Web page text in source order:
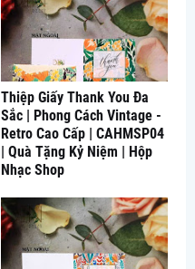
Thiệp Giấy Thank You Đa
Sắc | Phong Cách Vintage -
Retro Cao Cấp | CAHMSP04
| Quà Tặng Kỷ Niệm | Hộp
Nhạc Shop